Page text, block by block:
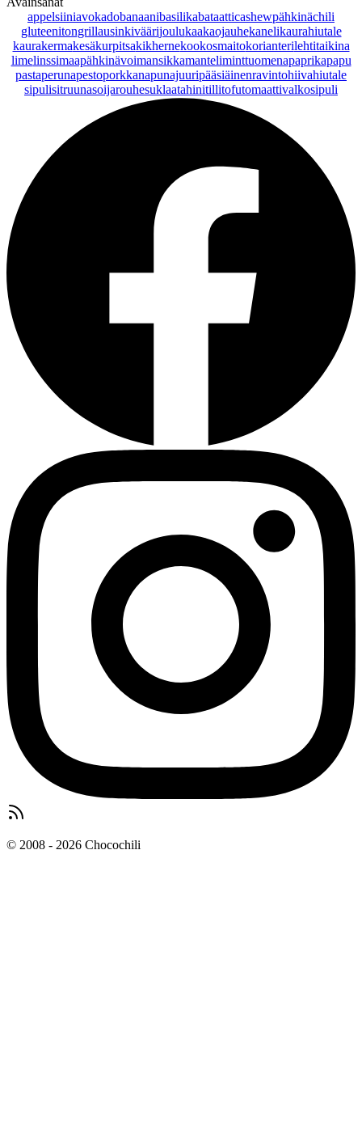
appelsiiniavokadobanaanibasilikabataatticashewpähkinächili
gluteenitongrillausinkiväärijoulukaakaojauhekanelikaurahiutale
kaurakermakesäkurpitsakikhernekookosmaitokorianterilehtitaikina
limelinssimaapähkinävoimansikkamanteliminttuomenapaprikapapu
pastaperunapestoporkkanapunajuuripääsiäinenravintohiivahiutale
sipulisitruunasoijarouhesuklaatahinitillitofutomaattivalkosipuli
© 2008 - 2026 Chocochili